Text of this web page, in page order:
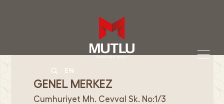
EN
menu
GENEL MERKEZ
Cumhuriyet Mh. Cevval Sk. No:1/3